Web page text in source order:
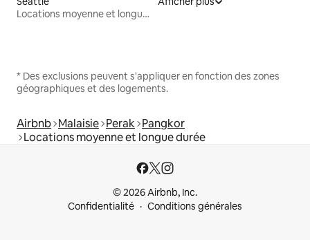
Locations moyenne et longue durée
* Des exclusions peuvent s'appliquer en fonction des zones
géographiques et des logements.
Airbnb Malaisie Perak Pangkor
Locations moyenne et longue durée
© 2026 Airbnb, Inc.
Confidentialité
Conditions générales